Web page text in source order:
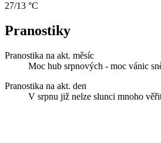
27/13 °C
Pranostiky
Pranostika na akt. měsíc
Moc hub srpnových - moc vánic
Pranostika na akt. den
V srpnu již nelze slunci mnoho